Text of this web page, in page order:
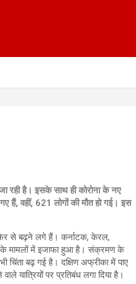
रही है। इसके साथ ही कोरोना के नए
हैं, वहीं, 621 लोगों की मौत हो गई। इस
से बढ़ने लगे हैं। कर्नाटक, केरल,
के मामलों में इजाफा हुआ है। संक्रमण के
चिंता बढ़ गई है। दक्षिण अफ्रीका में पाए
यात्रियों पर प्रतिबंध लगा दिया है।